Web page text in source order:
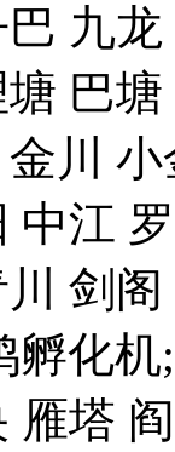
九
巴
川
中江
剑
孵化机
雁塔